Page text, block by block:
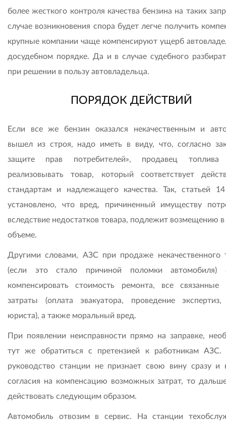
более жесткого контроля качества бензина на таких
случае возникновения спора будет легче получить
крупные компании чаще компенсируют ущерб
досудебном порядке. Да и в случае судебного
при решении в пользу автовладельца.
ПОРЯДОК ДЕЙСТВИЙ
Если все же бензин оказался некачественным и
вышел из строя, надо иметь в виду, что, согласно
защите прав потребителей», продавец топлива
реализовывать товар, который соответствует
стандартам и надлежащего качества. Так, статьей
установлено, что вред, причиненный имуществу
вследствие недостатков товара, подлежит возмещению
объеме.
Другими словами, АЗС при продаже некачественного
(если это стало причиной поломки автомобиля)
компенсировать стоимость ремонта, все
затраты (оплата эвакуатора, проведение экспертиз,
юриста), а также моральный вред.
При появлении неисправности прямо на заправке,
тут же обратиться с претензией к работникам
руководство станции не признает свою вину сразу и
согласия на компенсацию возможных затрат, то
действовать следующим образом.
Автомобиль отвозим в сервис. На станции